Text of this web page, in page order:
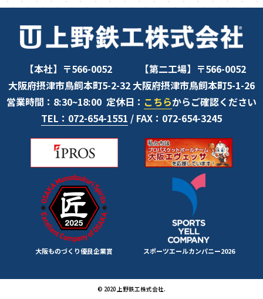
【本社】〒566-0052
大阪府摂津市鳥飼本町5-2-32
【第二工場】〒566-0052
大阪府摂津市鳥飼本町5-1-26
営業時間：8:30~18:00 定休日： こちらからご確認ください
TEL：072-654-1551 / FAX：072-654-3245
大阪ものづくり優良企業賞 スポーツエールカンパニー2026
© 2020 上野鉄工株式会社.